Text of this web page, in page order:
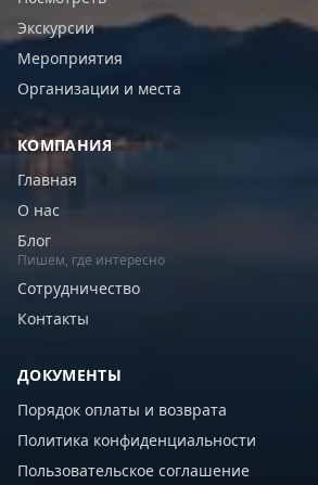
Экскурсии
Мероприятия
Организации и места
КОМПАНИЯ
Главная
О нас
Блог
Пишем, где интересно
Сотрудничество
Контакты
ДОКУМЕНТЫ
Порядок оплаты и возврата
Политика конфиденциальности
Пользовательское соглашение